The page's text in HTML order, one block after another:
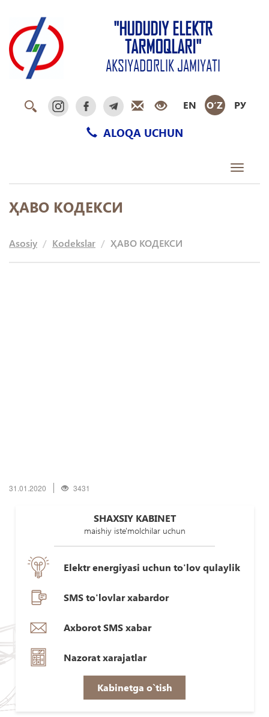
"HUDUDIY ELEKTR
TARMOQLARI"
AKSIYADORLIK JAMIYATI
EN O‘Z РУ
ALOQA UCHUN
Toggle
ҲАВО КОДЕКСИ
Asosiy Kodekslar ҲАВО КОДЕКСИ
31.01.2020 3431
SHAXSIY KABINET
maishiy iste'molchilar uchun
Elektr energiyasi uchun to'lov qulaylik
SMS to'lovlar xabardor
Axborot SMS xabar
Nazorat xarajatlar
Kabinetga o`tish